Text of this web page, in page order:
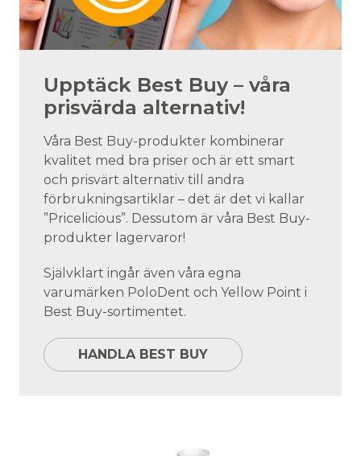
Upptäck Best Buy – våra
prisvärda alternativ!
Våra Best Buy-produkter kombinerar
kvalitet med bra priser och är ett smart
och prisvärt alternativ till andra
förbrukningsartiklar – det är det vi kallar
”Pricelicious”. Dessutom är våra Best Buy-
produkter lagervaror!
Självklart ingår även våra egna
varumärken PoloDent och Yellow Point i
Best Buy-sortimentet.
HANDLA BEST BUY